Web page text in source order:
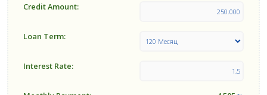
Credit Amount:
Loan Term:
Interest Rate: